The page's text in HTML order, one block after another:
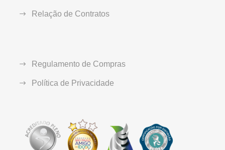
Relação de Contratos
Regulamento de Compras
Política de Privacidade